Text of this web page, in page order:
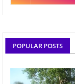
POPULAR POSTS